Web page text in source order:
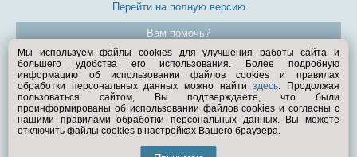
Перейти на полную версию
Вам помочь?
© Exist.ru 1998—2026
Мы используем файлы cookies для улучшения работы сайта и
большего удобства его использования. Более подробную
информацию об использовании файлов cookies и правилах
обработки персональных данных можно найтиздесь. Продолжая
пользоваться сайтом, Вы подтверждаете, что были
проинформированы об использовании файлов cookies и согласны с
нашими правилами обработки персональных данных. Вы можете
отключить файлы cookies в настройках Вашего браузера.